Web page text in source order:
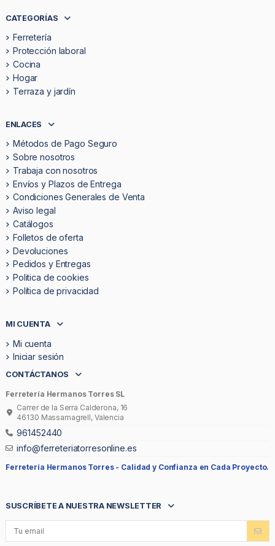
CATEGORÍAS
Ferretería
Protección laboral
Cocina
Hogar
Terraza y jardín
ENLACES
Métodos de Pago Seguro
Sobre nosotros
Trabaja con nosotros
Envíos y Plazos de Entrega
Condiciones Generales de Venta
Aviso legal
Catálogos
Folletos de oferta
Devoluciones
Pedidos y Entregas
Politica de cookies
Política de privacidad
MI CUENTA
Mi cuenta
Iniciar sesión
CONTÁCTANOS
Ferretería Hermanos Torres SL
Carrer de la Serra Calderona, 16
46130 Massamagrell, Valencia
961452440
info@ferreteriatorresonline.es
Ferretería Hermanos Torres - Calidad y Confianza en Cada Proyecto.
SUSCRÍBETE A NUESTRA NEWSLETTER